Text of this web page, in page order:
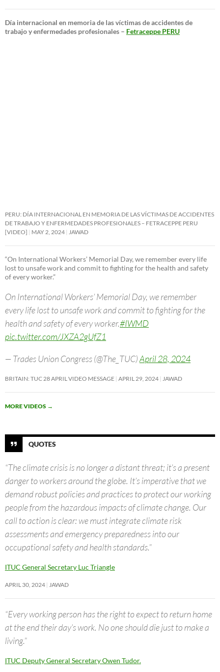
Día internacional en memoria de las víctimas de accidentes de
trabajo y enfermedades profesionales – Fetraceppe PERU
PERU: DÍA INTERNACIONAL EN MEMORIA DE LAS VÍCTIMAS DE ACCIDENTES
DE TRABAJO Y ENFERMEDADES PROFESIONALES – FETRACEPPE PERU
[VIDEO]
MAY 2, 2024 JAWAD
“On International Workers’ Memorial Day, we remember every life
lost to unsafe work and commit to fighting for the health and safety
of every worker.”
On International Workers’ Memorial Day, we remember
every life lost to unsafe work and commit to fighting for the
health and safety of every worker.#IWMD
pic.twitter.com/JXZA2gUfZ1
— Trades Union Congress (@The_TUC)April 28, 2024
BRITAIN: TUC 28 APRIL VIDEO MESSAGE APRIL 29, 2024 JAWAD
MORE VIDEOS →
QUOTES
“The climate crisis is no longer a distant threat; it’s a present
danger to workers around the globe. It’s imperative that we
demand robust policies and practices to protect our working
people from the hazardous impacts of climate change. Our
call to action is clear: we must integrate climate risk
assessments and emergency preparedness into our
occupational safety and health standards.”
ITUC General Secretary Luc Triangle
APRIL 30, 2024 JAWAD
“Every working person has the right to expect to return home
at the end their day’s work. No one should die just to make a
living.”
ITUC Deputy General Secretary Owen Tudor.